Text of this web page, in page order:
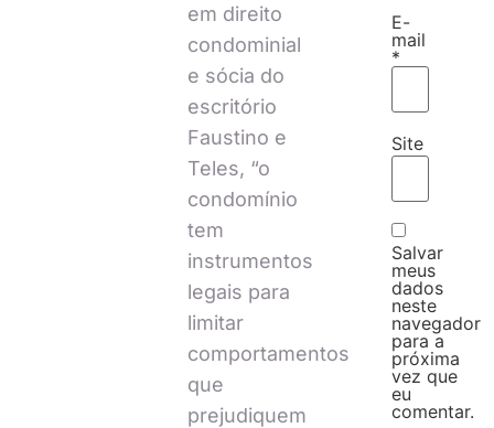
em direito
condominial
e sócia do
escritório
Faustino e
Teles, “o
condomínio
tem
instrumentos
legais para
limitar
comportamentos
que
prejudiquem
E-
mail
*
Site
Salvar
meus
dados
neste
navegador
para a
próxima
vez que
eu
comentar.